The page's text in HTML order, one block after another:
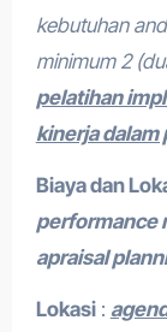
kebutuhan
minimum 2
pelatihan
kinerja dalam
Biaya dan
performance
apraisal
Lokasi: